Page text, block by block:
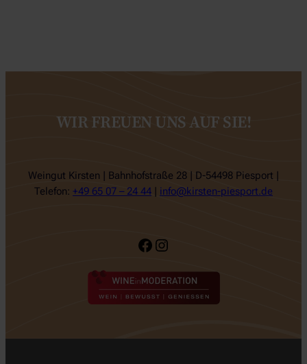
WIR FREUEN UNS AUF SIE!
Weingut Kirsten | Bahnhofstraße 28 | D-54498 Piesport |
Telefon: +49 65 07 – 24 44 info@kirsten-piesport.de
Facebook Instagram